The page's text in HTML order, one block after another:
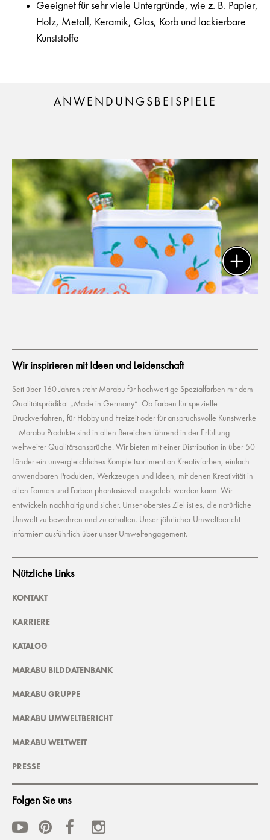
Geeignet für sehr viele Untergründe, wie z. B. Papier,
Holz, Metall, Keramik, Glas, Korb und lackierbare
Kunststoffe
ANWENDUNGSBEISPIELE
Wir inspirieren mit Ideen und Leidenschaft
Seit über 160 Jahren steht Marabu für hochwertige Spezialfarben mit dem
Qualitätsprädikat „Made in Germany“. Ob Farben für spezielle
Druckverfahren, für Hobby und Freizeit oder für anspruchsvolle Kunstwerke
– Marabu Produkte sind in allen Bereichen führend in der Erfüllung
weltweiter Qualitätsansprüche. Wir bieten mit einer Distribution in über 50
Länder ein unvergleichliches Komplettsortiment an Kreativfarben, einfach
anwendbaren Produkten, Werkzeugen und Ideen, mit denen Kreativität in
allen Formen und Farben phantasievoll ausgelebt werden kann. Wir
entwickeln nachhaltig und sicher. Unser oberstes Ziel ist es, die natürliche
Umwelt zu bewahren und zu erhalten. Unser jährlicher Umweltbericht
informiert ausführlich über unser Umweltengagement.
Nützliche Links
KONTAKT
KARRIERE
KATALOG
MARABU BILDDATENBANK
MARABU GRUPPE
MARABU UMWELTBERICHT
MARABU WELTWEIT
PRESSE
Folgen Sie uns